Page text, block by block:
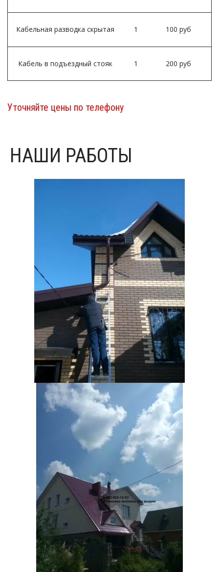
Кабельная разводка скрытая 1 100 руб
Кабель в подъездный стояк 1 200 руб
Уточняйте цены по телефону
НАШИ РАБОТЫ